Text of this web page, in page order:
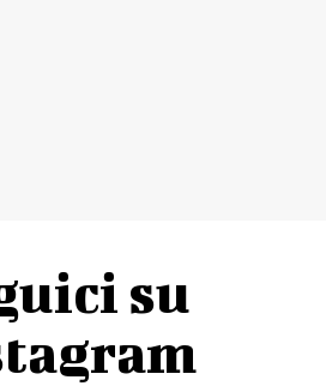
su